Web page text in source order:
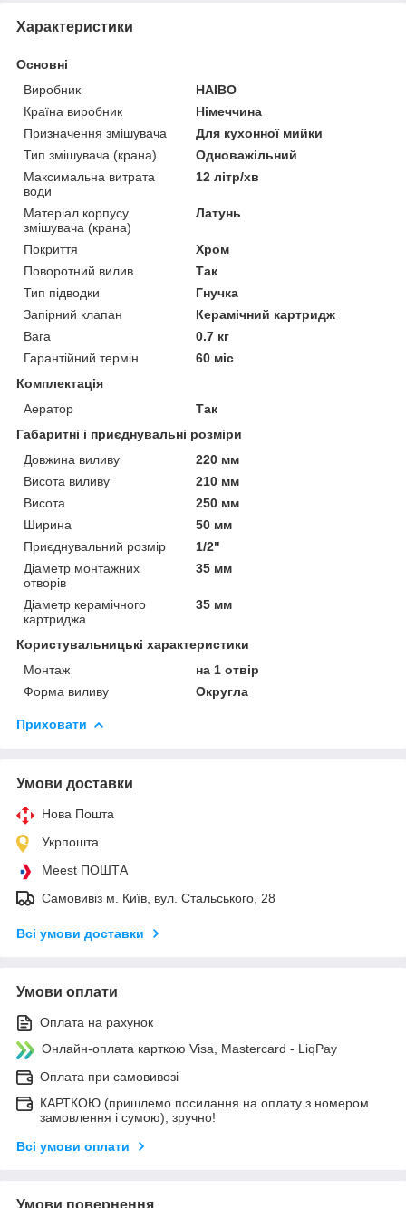
Характеристики
Основні
Виробник
HAIBO
Країна виробник
Німеччина
Призначення змішувача
Для кухонної мийки
Тип змішувача (крана)
Одноважільний
Максимальна витрата
води
12 літр/хв
Матеріал корпусу
змішувача (крана)
Латунь
Покриття
Хром
Поворотний вилив
Так
Тип підводки
Гнучка
Запірний клапан
Керамічний картридж
Вага
0.7 кг
Гарантійний термін
60 міс
Комплектація
Аератор
Так
Габаритні і приєднувальні розміри
Довжина виливу
220 мм
Висота виливу
210 мм
Висота
250 мм
Ширина
50 мм
Приєднувальний розмір
1/2"
Діаметр монтажних
отворів
35 мм
Діаметр керамічного
картриджа
35 мм
Користувальницькі характеристики
Монтаж
на 1 отвір
Форма виливу
Округла
Приховати
Умови доставки
Нова Пошта
Укрпошта
Meest ПОШТА
Самовивіз м. Київ, вул. Стальського, 28
Всі умови доставки
Умови оплати
Оплата на рахунок
Онлайн-оплата карткою Visa, Mastercard - LiqPay
Оплата при самовивозі
КАРТКОЮ (пришлемо посилання на оплату з номером
замовлення і сумою), зручно!
Всі умови оплати
Умови повернення